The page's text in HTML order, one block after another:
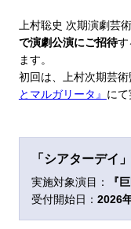
上村聡史 次期演劇芸
で演劇公演にご招待す
ます。
初回は、上村次期芸
とマルガリータ』 にて
「シアターデイ
実施対象演目：
『
受付開始日： 2026